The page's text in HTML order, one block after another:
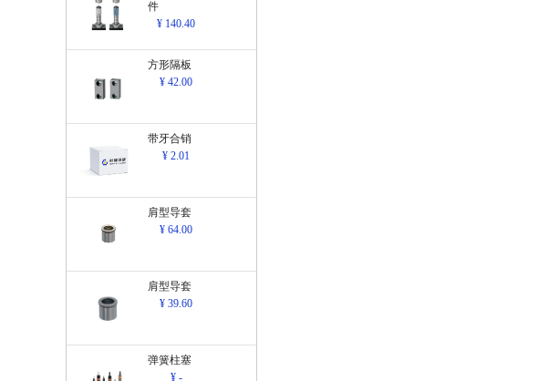
件
¥ 140.40
方形隔板
¥ 42.00
带牙合销
¥ 2.01
肩型导套
¥ 64.00
肩型导套
¥ 39.60
弹簧柱塞
¥ -